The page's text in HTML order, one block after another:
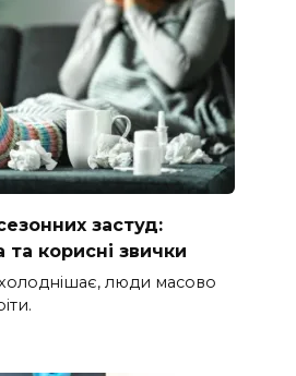
застуд:
та корисні звички
люди масово